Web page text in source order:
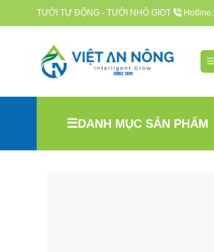
to
TƯỚI TỰ ĐỘNG - TƯỚI NHỎ GIỌT Hotline:
DANH MỤC SẢN PHẨM